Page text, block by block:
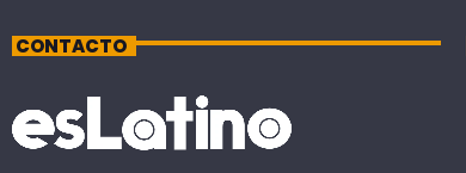
CONTACTO